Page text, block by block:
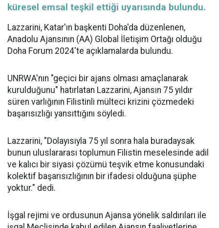
küresel emsal teşkil ettiği uyarısında bulundu.
Lazzarini, Katar'ın başkenti Doha'da düzenlenen,
Anadolu Ajansının (AA) Global İletişim Ortağı olduğu
Doha Forum 2024'te açıklamalarda bulundu.
UNRWA'nın "geçici bir ajans olması amaçlanarak
kurulduğunu" hatırlatan Lazzarini, Ajansın 75 yıldır
süren varlığının Filistinli mülteci krizini çözmedeki
başarısızlığı yansıttığını söyledi.
Lazzarini, "Dolayısıyla 75 yıl sonra hala buradaysak
bunun uluslararası toplumun Filistin meselesinde adil
ve kalıcı bir siyasi çözümü teşvik etme konusundaki
kolektif başarısızlığının bir ifadesi olduğuna şüphe
yoktur." dedi.
İşgal rejimi ve ordusunun Ajansa yönelik saldırıları ile